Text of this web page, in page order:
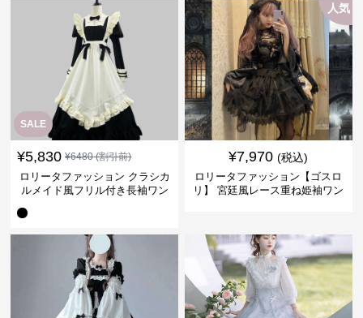
SALE
¥5,830 ¥6480(割引前)
ロリータファッション クラシカ
ルメイド風フリル付き長袖ワン
人気
¥7,970 (税込)
ロリータファッション【ゴスロ
リ】 宮廷風レース重ね姫袖ワン